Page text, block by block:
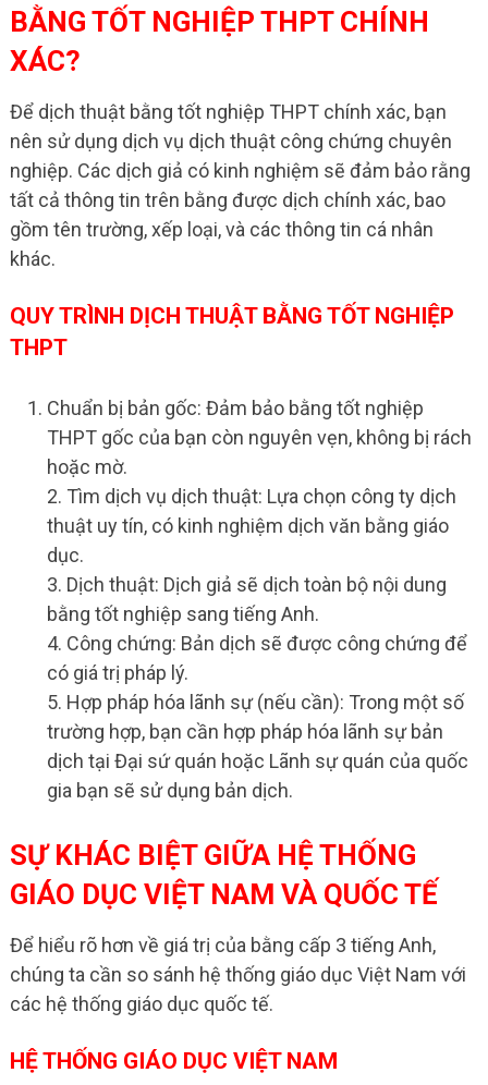
BẰNG TỐT NGHIỆP THPT CHÍNH
XÁC?
Để dịch thuật bằng tốt nghiệp THPT chính xác, bạn
nên sử dụng dịch vụ dịch thuật công chứng chuyên
nghiệp. Các dịch giả có kinh nghiệm sẽ đảm bảo rằng
tất cả thông tin trên bằng được dịch chính xác, bao
gồm tên trường, xếp loại, và các thông tin cá nhân
khác.
QUY TRÌNH DỊCH THUẬT BẰNG TỐT NGHIỆP
THPT
Chuẩn bị bản gốc: Đảm bảo bằng tốt nghiệp
THPT gốc của bạn còn nguyên vẹn, không bị rách
hoặc mờ.
2. Tìm dịch vụ dịch thuật: Lựa chọn công ty dịch
thuật uy tín, có kinh nghiệm dịch văn bằng giáo
dục.
3. Dịch thuật: Dịch giả sẽ dịch toàn bộ nội dung
bằng tốt nghiệp sang tiếng Anh.
4. Công chứng: Bản dịch sẽ được công chứng để
có giá trị pháp lý.
5. Hợp pháp hóa lãnh sự (nếu cần): Trong một số
trường hợp, bạn cần hợp pháp hóa lãnh sự bản
dịch tại Đại sứ quán hoặc Lãnh sự quán của quốc
gia bạn sẽ sử dụng bản dịch.
SỰ KHÁC BIỆT GIỮA HỆ THỐNG
GIÁO DỤC VIỆT NAM VÀ QUỐC TẾ
Để hiểu rõ hơn về giá trị của bằng cấp 3 tiếng Anh,
chúng ta cần so sánh hệ thống giáo dục Việt Nam với
các hệ thống giáo dục quốc tế.
HỆ THỐNG GIÁO DỤC VIỆT NAM